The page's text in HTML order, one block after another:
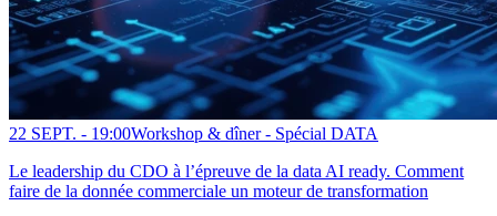
22 SEPT. - 19:00Workshop & dîner - Spécial DATA
Le leadership du CDO à l’épreuve de la data AI ready. Comment
faire de la donnée commerciale un moteur de transformation